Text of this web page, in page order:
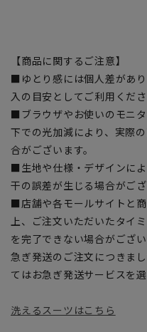
【商品に関するご注意】
■ゆとり感には個人差があ
入の目安としてご利用くださ
■ブラウザやお使いのモニ
下での光加減により、実際
合がございます。
■生地や仕様・デザインに
干の誤差が生じる場合がご
■店舗や各モールサイトと
上、ご注文いただいたタイ
を完了できない場合がござ
急ぎ発送のご注文につきま
てはお急ぎ発送サービスを
洗えるスーツはこちら